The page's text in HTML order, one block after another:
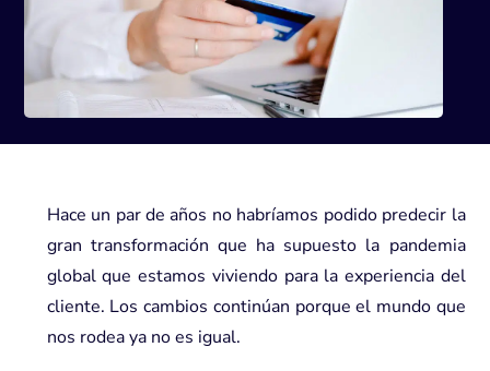
Hace un par de años no habríamos podido predecir la
gran transformación que ha supuesto la pandemia
global que estamos viviendo para la experiencia del
cliente. Los cambios continúan porque el mundo que
nos rodea ya no es igual.